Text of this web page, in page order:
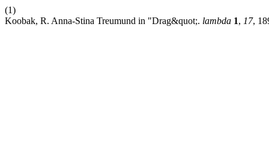
(1)
Koobak, R. Anna-Stina Treumund in "Drag&quot;. lambda 1, 17,